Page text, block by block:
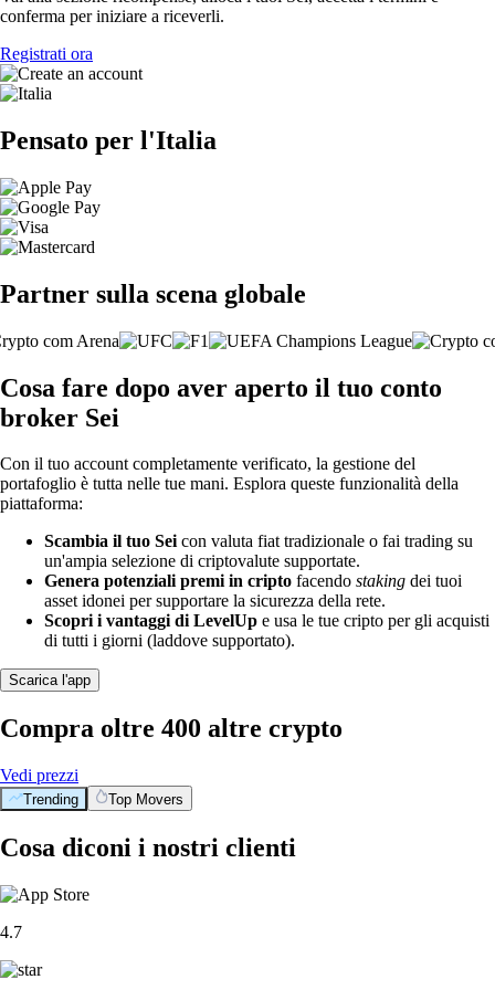
conferma per iniziare a riceverli.
Registrati ora
Pensato per l'Italia
Partner sulla scena globale
Cosa fare dopo aver aperto il tuo conto
broker Sei
Con il tuo account completamente verificato, la gestione del
portafoglio è tutta nelle tue mani. Esplora queste funzionalità della
piattaforma:
Scambia il tuo Seicon valuta fiat tradizionale o fai trading su
un'ampia selezione di criptovalute supportate.
Genera potenziali premi in cripto facendo staking dei tuoi
asset idonei per supportare la sicurezza della rete.
Scopri i vantaggi di LevelUp e usa le tue cripto per gli acquisti
di tutti i giorni (laddove supportato).
Scarica l'app
Compra oltre 400 altre crypto
Vedi prezzi
Trending Top Movers
Cosa diconi i nostri clienti
4.7